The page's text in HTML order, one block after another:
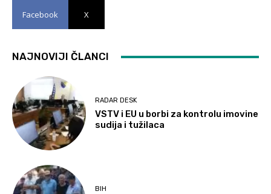
Facebook X
NAJNOVIJI ČLANCI
RADAR DESK
VSTV i EU u borbi za kontrolu imovine
sudija i tužilaca
BIH